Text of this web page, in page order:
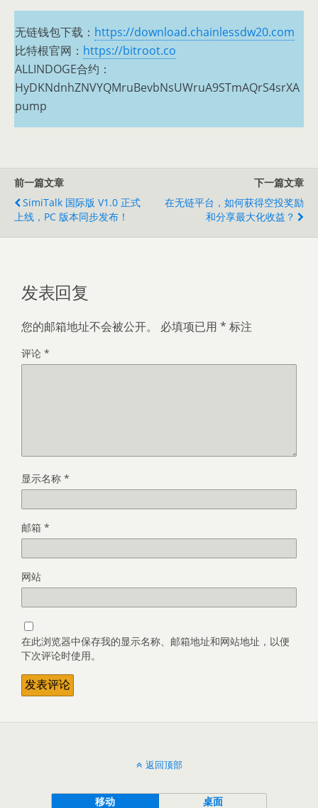
无链钱包下载： https://download.chainlessdw20.com
比特根官网： https://bitroot.co
ALLINDOGE合约：
HyDKNdnhZNVYQMruBevbNsUWruA9STmAQrS4srXA
pump
前一篇文章
SimiTalk 国际版 V1.0 正式
上线，PC 版本同步发布！
下一篇文章
在无链平台，如何获得空投奖励
和分享最大化收益？
发表回复
您的邮箱地址不会被公开。 必填项已用 * 标注
评论 *
显示名称 *
邮箱 *
网站
在此浏览器中保存我的显示名称、邮箱地址和网站地址，以便
下次评论时使用。
返回顶部
移动 桌面